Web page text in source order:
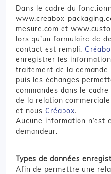
Dans le cadre du
www.creabox-
mesure.com et
lors qu’un formulaire de
contact est rempli,
enregistrer les
traitement de la
puis les échanges
commandes dans le
de la relation
et nous Créabox.
Aucune information n’est
demandeur.
Types de données
Afin de permettre une